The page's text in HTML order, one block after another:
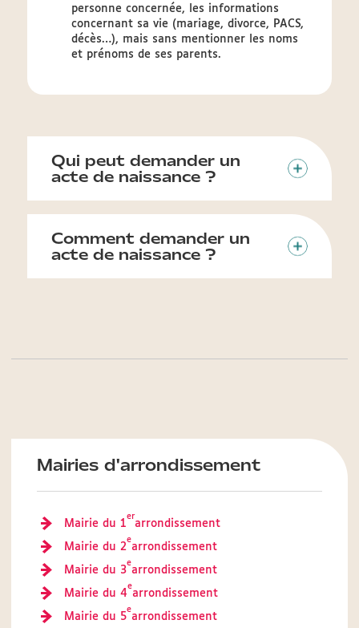
personne concernée, les informations
concernant sa vie (mariage, divorce, PACS,
décès…), mais sans mentionner les noms
et prénoms de ses parents.
Qui peut demander un
acte de naissance ?
Comment demander un
acte de naissance ?
Mairies d'arrondissement
Mairie du 1
er
arrondissement
Mairie du 2
e
arrondissement
Mairie du 3
e
arrondissement
Mairie du 4
e
arrondissement
Mairie du 5
e
arrondissement